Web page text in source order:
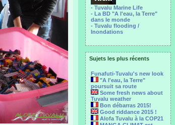
- Tuvalu Marine Life
- La BD "A l'eau, la Terre"
dans le monde
- Tuvalu flooding /
Inondations
Sujets les plus récents
Funafuti-Tuvalu's new look
"A l'eau, la Terre"
poursuit sa route
Some fresh news about
Tuvalu weather
Bon débarras 2015!
Good riddance 2015 !
Alofa Tuvalu à la COP21